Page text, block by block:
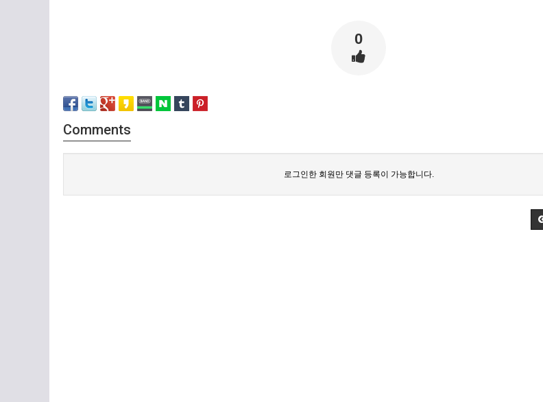
0
Comments
로그인한 회원만 댓글 등록이 가능합니다.